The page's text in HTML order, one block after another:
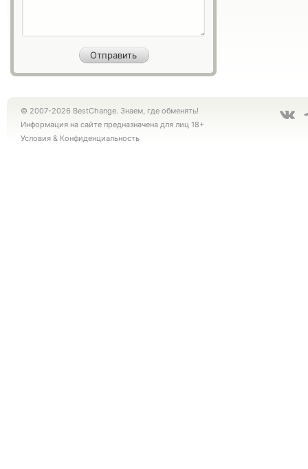
© 2007-2026 BestChange. Знаем, где обменять!
Информация на сайте предназначена для лиц 18+
Условия & Конфиденциальность